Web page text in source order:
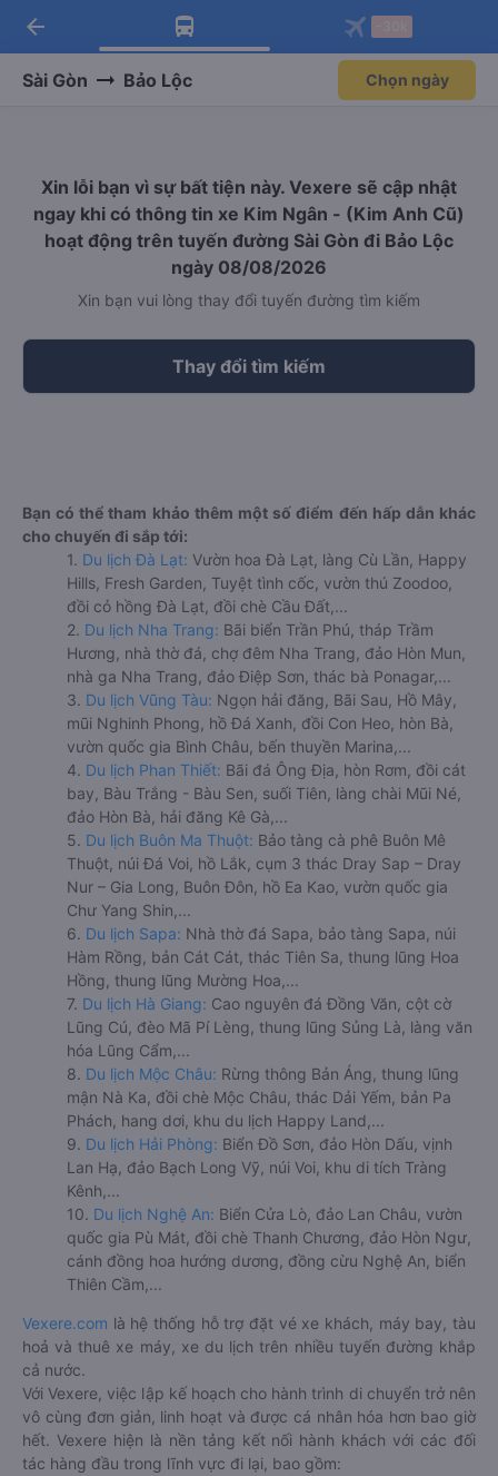
Tải app Vexere ngay!
Nhận ưu đãi thành viên độc
Mở app
Tải app Vexere
-30k/ghế khi đặt vé máy bay qua
Mở app
arrow_back
Sài Gòn Bảo Lộc Chọn ngày
Xin lỗi bạn vì sự bất tiện này. Vexere sẽ cập nhật
ngay khi có thông tin xe Kim Ngân - (Kim Anh Cũ)
hoạt động trên tuyến đường Sài Gòn đi Bảo Lộc
ngày 08/08/2026
Xin bạn vui lòng thay đổi tuyến đường tìm kiếm
Thay đổi tìm kiếm
Bạn có thể tham khảo thêm một số điểm đến hấp dẫn khác
cho chuyến đi sắp tới:
1. Du lịch Đà Lạt: Vườn hoa Đà Lạt, làng Cù Lần, Happy
Hills, Fresh Garden, Tuyệt tình cốc, vườn thú Zoodoo,
đồi cỏ hồng Đà Lạt, đồi chè Cầu Đất,...
2. Du lịch Nha Trang: Bãi biển Trần Phú, tháp Trầm
Hương, nhà thờ đá, chợ đêm Nha Trang, đảo Hòn Mun,
nhà ga Nha Trang, đảo Điệp Sơn, thác bà Ponagar,...
3. Du lịch Vũng Tàu: Ngọn hải đăng, Bãi Sau, Hồ Mây,
mũi Nghinh Phong, hồ Đá Xanh, đồi Con Heo, hòn Bà,
vườn quốc gia Bình Châu, bến thuyền Marina,...
4. Du lịch Phan Thiết: Bãi đá Ông Địa, hòn Rơm, đồi cát
bay, Bàu Trắng - Bàu Sen, suối Tiên, làng chài Mũi Né,
đảo Hòn Bà, hải đăng Kê Gà,...
5. Du lịch Buôn Ma Thuột: Bảo tàng cà phê Buôn Mê
Thuột, núi Đá Voi, hồ Lắk, cụm 3 thác Dray Sap – Dray
Nur – Gia Long, Buôn Đôn, hồ Ea Kao, vườn quốc gia
Chư Yang Shin,...
6. Du lịch Sapa: Nhà thờ đá Sapa, bảo tàng Sapa, núi
Hàm Rồng, bản Cát Cát, thác Tiên Sa, thung lũng Hoa
Hồng, thung lũng Mường Hoa,...
7. Du lịch Hà Giang: Cao nguyên đá Đồng Văn, cột cờ
Lũng Cú, đèo Mã Pí Lèng, thung lũng Sủng Là, làng văn
hóa Lũng Cẩm,...
8. Du lịch Mộc Châu: Rừng thông Bản Áng, thung lũng
mận Nà Ka, đồi chè Mộc Châu, thác Dải Yếm, bản Pa
Phách, hang dơi, khu du lịch Happy Land,...
9. Du lịch Hải Phòng: Biển Đồ Sơn, đảo Hòn Dấu, vịnh
Lan Hạ, đảo Bạch Long Vỹ, núi Voi, khu di tích Tràng
Kênh,...
10. Du lịch Nghệ An: Biển Cửa Lò, đảo Lan Châu, vườn
quốc gia Pù Mát, đồi chè Thanh Chương, đảo Hòn Ngư,
cánh đồng hoa hướng dương, đồng cừu Nghệ An, biển
Thiên Cầm,...
Vexere.com là hệ thống hỗ trợ đặt vé xe khách, máy bay, tàu
hoả và thuê xe máy, xe du lịch trên nhiều tuyến đường khắp
cả nước.
Với Vexere, việc lập kế hoạch cho hành trình di chuyển trở nên
vô cùng đơn giản, linh hoạt và được cá nhân hóa hơn bao giờ
hết. Vexere hiện là nền tảng kết nối hành khách với các đối
tác hàng đầu trong lĩnh vực đi lại, bao gồm: